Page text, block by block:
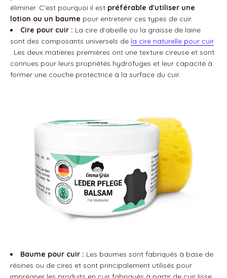
éliminer. C'est pourquoi il est préférable d'utiliser une
lotion ou un baume pour entretenir ces types de cuir.
Cire pour cuir : La cire d'abeille ou la graisse de laine
sont des composants universels de la cire naturelle pour cuir
. Les deux matières premières ont une texture cireuse et sont
connues pour leurs propriétés hydrofuges et leur capacité à
former une couche protectrice à la surface du cuir.
Baume pour cuir : Les baumes sont fabriqués à base de
résines ou de cires et sont principalement utilisés pour